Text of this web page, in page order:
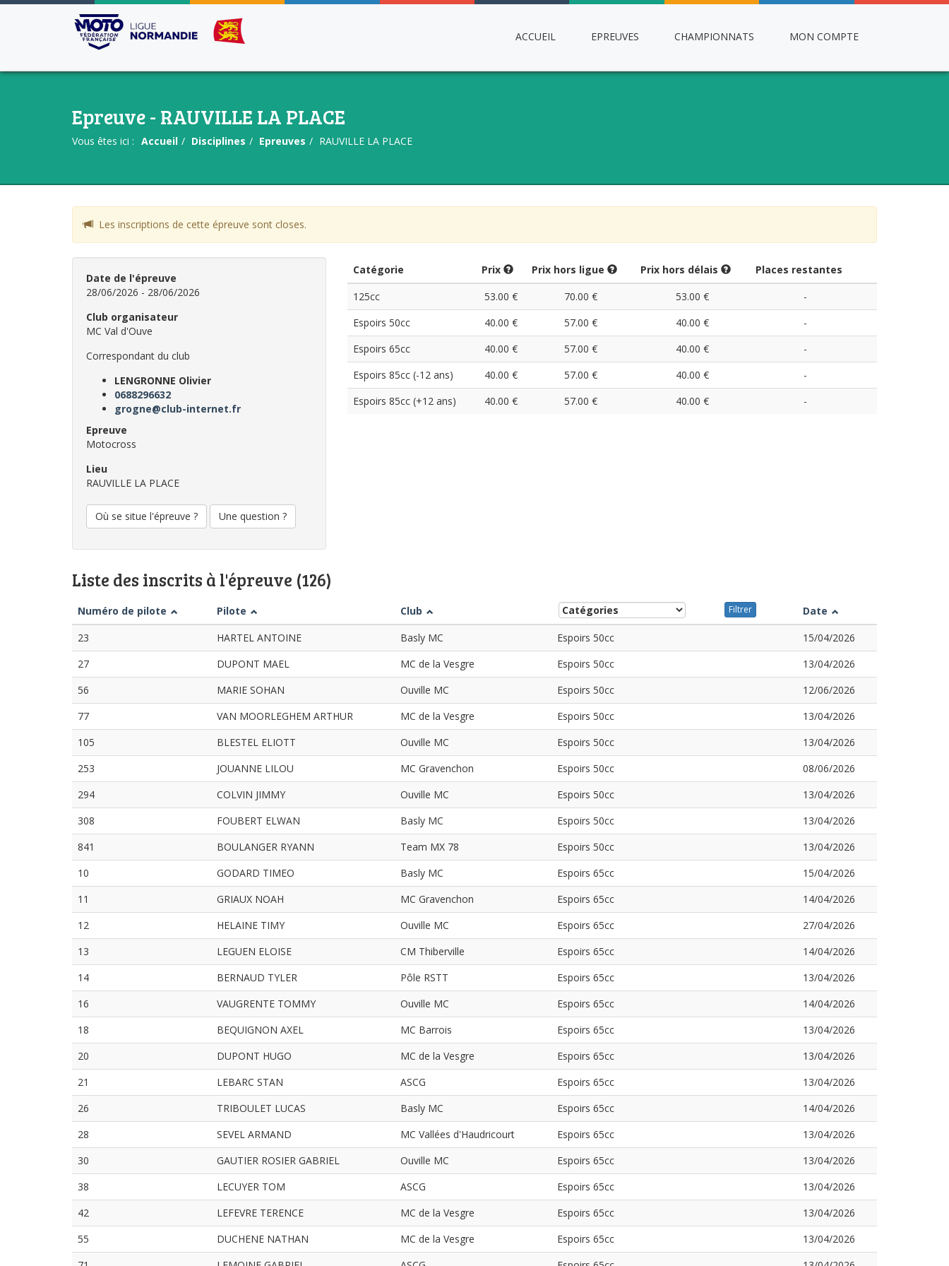
ACCUEIL EPREUVES CHAMPIONNATS MON COMPTE
Epreuve - RAUVILLE LA PLACE
Vous êtes ici : Accueil Disciplines Epreuves RAUVILLE LA PLACE
Les inscriptions de cette épreuve sont closes.
Date de l'épreuve
28/06/2026 - 28/06/2026
Club organisateur
MC Val d'Ouve
Correspondant du club
LENGRONNE Olivier
0688296632
grogne@club-internet.fr
Epreuve
Motocross
Lieu
RAUVILLE LA PLACE
Où se situe l'épreuve ? Une question ?
Catégorie Prix Prix hors ligue Prix hors délais
Places restantes
125cc
53.00 € 70.00 € 53.00 €
-
Espoirs 50cc
40.00 € 57.00 € 40.00 €
-
Espoirs 65cc
40.00 € 57.00 € 40.00 €
-
Espoirs 85cc (-12 ans)
40.00 € 57.00 € 40.00 €
-
Espoirs 85cc (+12 ans)
40.00 € 57.00 € 40.00 € -
Liste des inscrits à l'épreuve (126)
Numéro de pilote Pilote Club Filtrer
Date
23
HARTEL ANTOINE Basly MC Espoirs 50cc
15/04/2026
27
DUPONT MAEL MC de la Vesgre Espoirs 50cc
13/04/2026
56
MARIE SOHAN Ouville MC Espoirs 50cc
12/06/2026
77
VAN MOORLEGHEM ARTHUR MC de la Vesgre Espoirs 50cc
13/04/2026
105
BLESTEL ELIOTT Ouville MC Espoirs 50cc
13/04/2026
253
JOUANNE LILOU MC Gravenchon Espoirs 50cc
08/06/2026
294
COLVIN JIMMY Ouville MC Espoirs 50cc
13/04/2026
308
FOUBERT ELWAN Basly MC Espoirs 50cc
13/04/2026
841
BOULANGER RYANN Team MX 78 Espoirs 50cc
13/04/2026
10
GODARD TIMEO Basly MC Espoirs 65cc
15/04/2026
11
GRIAUX NOAH MC Gravenchon Espoirs 65cc
14/04/2026
12
HELAINE TIMY Ouville MC Espoirs 65cc
27/04/2026
13
LEGUEN ELOISE CM Thiberville Espoirs 65cc
14/04/2026
14
BERNAUD TYLER Pôle RSTT Espoirs 65cc
13/04/2026
16
VAUGRENTE TOMMY Ouville MC Espoirs 65cc
14/04/2026
18
BEQUIGNON AXEL MC Barrois Espoirs 65cc
13/04/2026
20
DUPONT HUGO MC de la Vesgre Espoirs 65cc
13/04/2026
21
LEBARC STAN ASCG Espoirs 65cc
13/04/2026
26
TRIBOULET LUCAS Basly MC Espoirs 65cc
14/04/2026
28
SEVEL ARMAND MC Vallées d'Haudricourt Espoirs 65cc
13/04/2026
30
GAUTIER ROSIER GABRIEL Ouville MC Espoirs 65cc
13/04/2026
38
LECUYER TOM ASCG Espoirs 65cc
13/04/2026
42
LEFEVRE TERENCE MC de la Vesgre Espoirs 65cc
13/04/2026
55
DUCHENE NATHAN MC de la Vesgre Espoirs 65cc
13/04/2026